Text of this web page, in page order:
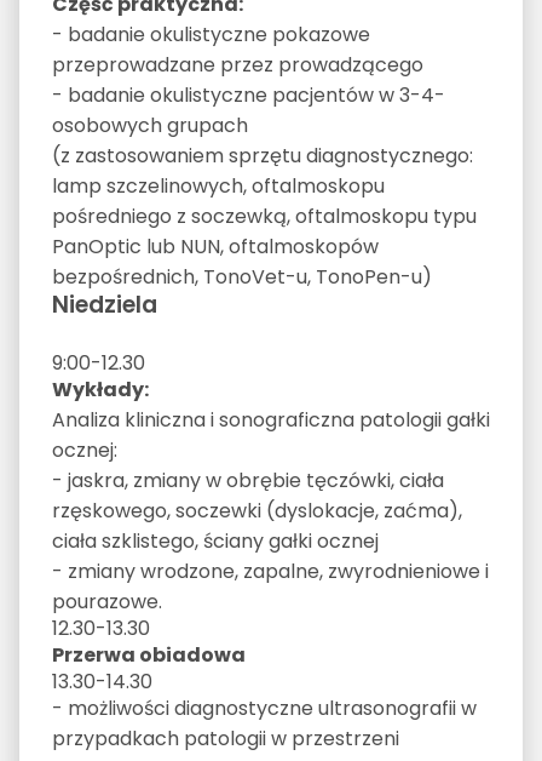
- badanie okulistyczne pokazowe
przeprowadzane przez prowadzącego
- badanie okulistyczne pacjentów w 3-4-
osobowych grupach
(z zastosowaniem sprzętu diagnostycznego:
lamp szczelinowych, oftalmoskopu
pośredniego z soczewką, oftalmoskopu typu
PanOptic lub NUN, oftalmoskopów
bezpośrednich, TonoVet-u, TonoPen-u)
Niedziela
9:00-12.30
Wykłady:
Analiza kliniczna i sonograficzna patologii gałki
ocznej:
- jaskra, zmiany w obrębie tęczówki, ciała
rzęskowego, soczewki (dyslokacje, zaćma),
ciała szklistego, ściany gałki ocznej
- zmiany wrodzone, zapalne, zwyrodnieniowe i
pourazowe.
12.30-13.30
Przerwa obiadowa
13.30-14.30
- możliwości diagnostyczne ultrasonografii w
przypadkach patologii w przestrzeni